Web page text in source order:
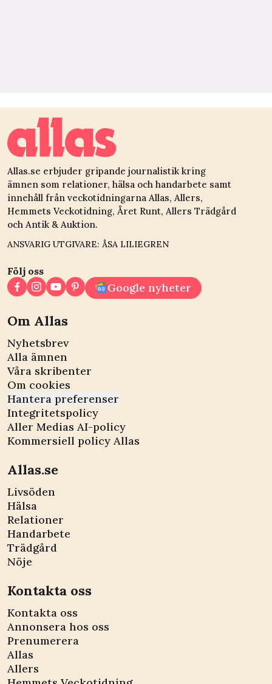
Allas.se erbjuder gripande journalistik kring
ämnen som relationer, hälsa och handarbete samt
innehåll från veckotidningarna Allas, Allers,
Hemmets Veckotidning, Året Runt, Allers Trädgård
och Antik & Auktion.
ANSVARIG UTGIVARE: ÅSA LILIEGREN
Följ oss
Google nyheter
Om Allas
Nyhetsbrev
Alla ämnen
Våra skribenter
Om cookies
Hantera preferenser
Integritetspolicy
Aller Medias AI-policy
Kommersiell policy Allas
Allas.se
Livsöden
Hälsa
Relationer
Handarbete
Trädgård
Nöje
Kontakta oss
Kontakta oss
Annonsera hos oss
Prenumerera
Allas
Allers